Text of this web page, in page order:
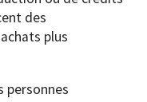
des
plus
personnes